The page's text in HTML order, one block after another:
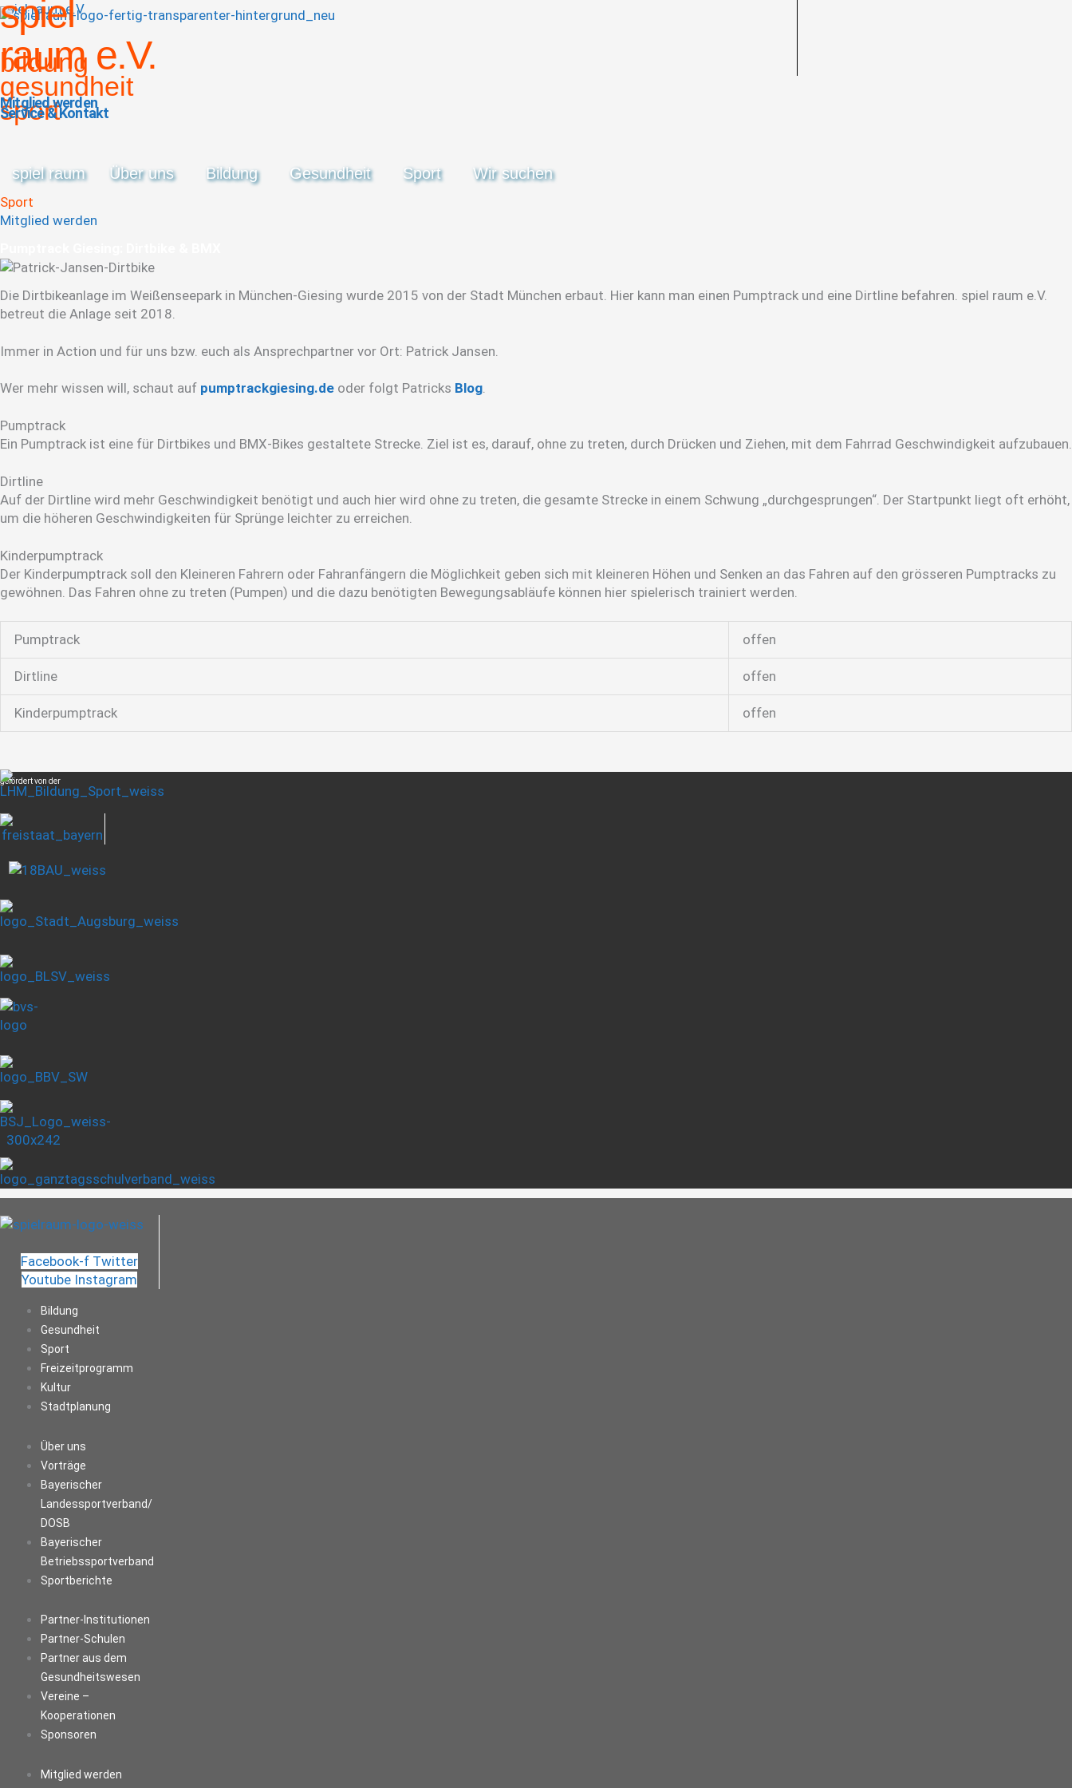
spiel raum e.V.
spiel
raum e.V.
bildung
gesundheit
sport
Mitglied werden
Service & Kontakt
spiel raum Über uns Bildung Gesundheit Sport Wir suchen
Sport
Mitglied werden
Die Dirtbikeanlage im Weißenseepark in München-Giesing wurde 2015 von der Stadt München erbaut. Hier kann man einen Pumptrack und eine Dirtline befahren. spiel raum e.V.
betreut die Anlage seit 2018.
Immer in Action und für uns bzw. euch als Ansprechpartner vor Ort: Patrick Jansen.
Wer mehr wissen will, schaut auf pumptrackgiesing.de oder folgt Patricks Blog.
Pumptrack
Ein Pumptrack ist eine für Dirtbikes und BMX-Bikes gestaltete Strecke. Ziel ist es, darauf, ohne zu treten, durch Drücken und Ziehen, mit dem Fahrrad Geschwindigkeit aufzubauen.
Dirtline
Auf der Dirtline wird mehr Geschwindigkeit benötigt und auch hier wird ohne zu treten, die gesamte Strecke in einem Schwung „durchgesprungen“. Der Startpunkt liegt oft erhöht,
um die höheren Geschwindigkeiten für Sprünge leichter zu erreichen.
Kinderpumptrack
Der Kinderpumptrack soll den Kleineren Fahrern oder Fahranfängern die Möglichkeit geben sich mit kleineren Höhen und Senken an das Fahren auf den grösseren Pumptracks zu
gewöhnen. Das Fahren ohne zu treten (Pumpen) und die dazu benötigten Bewegungsabläufe können hier spielerisch trainiert werden.
Pumptrack offen
Dirtline offen
Kinderpumptrack offen
gefördert von der
Facebook-f Twitter
Youtube Instagram
Bildung
Gesundheit
Sport
Freizeitprogramm
Kultur
Stadtplanung
Über uns
Vorträge
Bayerischer
Landessportverband/
DOSB
Bayerischer
Betriebssportverband
Sportberichte
Partner-Institutionen
Partner-Schulen
Partner aus dem
Gesundheitswesen
Vereine –
Kooperationen
Sponsoren
Mitglied werden